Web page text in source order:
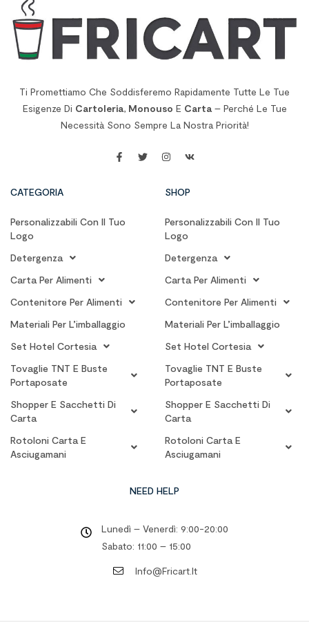
Ti Promettiamo Che Soddisferemo Rapidamente Tutte Le Tue
Esigenze Di Cartoleria, Monouso E Carta– Perché Le Tue
Necessità Sono Sempre La Nostra Priorità!
CATEGORIA
Personalizzabili Con Il Tuo
Logo
Detergenza
Carta Per Alimenti
Contenitore Per Alimenti
Materiali Per L’imballaggio
Set Hotel Cortesia
Tovaglie TNT E Buste
Portaposate
Shopper E Sacchetti Di
Carta
Rotoloni Carta E
Asciugamani
SHOP
Personalizzabili Con Il Tuo
Logo
Detergenza
Carta Per Alimenti
Contenitore Per Alimenti
Materiali Per L’imballaggio
Set Hotel Cortesia
Tovaglie TNT E Buste
Portaposate
Shopper E Sacchetti Di
Carta
Rotoloni Carta E
Asciugamani
NEED HELP
Lunedì – Venerdì: 9:00-20:00
Sabato: 11:00 – 15:00
Info@fricart.it